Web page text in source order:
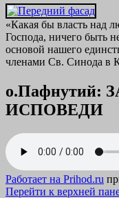
«Какая бы власть над
Господа, ничего быть
основой нашего
членами Св. Синода в
ИСПОВЕДИ
Работает на Prihod.ru
Перейти к верхней